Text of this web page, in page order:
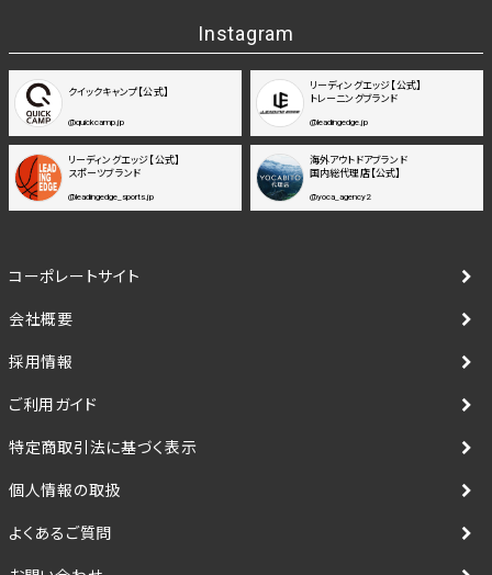
Instagram
クイックキャンプ【公式】
@quickcamp.jp
リーディングエッジ【公式】
トレーニングブランド
@leadingedge.jp
リーディングエッジ【公式】
スポーツブランド
@leadingedge_sports.jp
海外アウトドアブランド
国内総代理店【公式】
@yoca_agency2
コーポレートサイト
会社概要
採用情報
ご利用ガイド
特定商取引法に基づく表示
個人情報の取扱
よくあるご質問